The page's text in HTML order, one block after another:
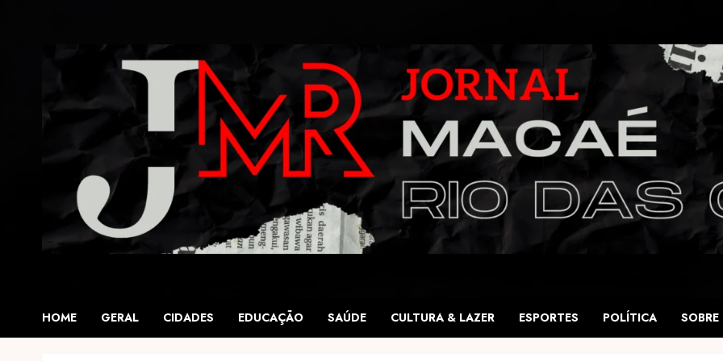
HOME GERAL CIDADES EDUCAÇÃO SAÚDE CULTURA & LAZER ESPORTES POLÍTICA